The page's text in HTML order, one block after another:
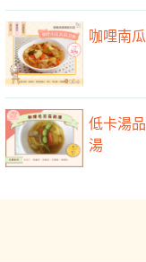
咖哩南
低卡湯
湯